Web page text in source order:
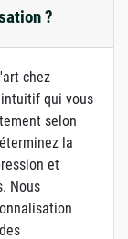
?
chez
qui vous
selon
la
et
Nous